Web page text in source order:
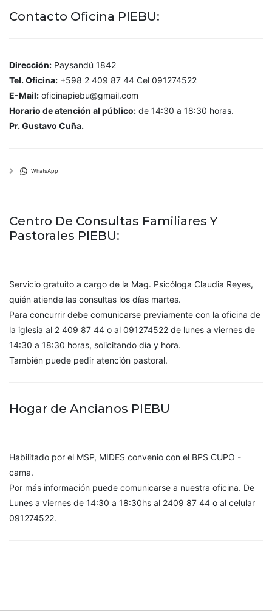
Contacto Oficina PIEBU:
Dirección: Paysandú 1842
Tel. Oficina: +598 2 409 87 44 Cel 091274522
E-Mail: oficinapiebu@gmail.com
Horario de atención al público: de 14:30 a 18:30 horas.
Pr. Gustavo Cuña.
WhatsApp
Centro De Consultas Familiares Y
Pastorales PIEBU:
Servicio gratuito a cargo de la Mag. Psicóloga Claudia Reyes,
quién atiende las consultas los días martes.
Para concurrir debe comunicarse previamente con la oficina de
la iglesia al 2 409 87 44 o al 091274522 de lunes a viernes de
14:30 a 18:30 horas, solicitando día y hora.
También puede pedir atención pastoral.
Hogar de Ancianos PIEBU
Habilitado por el MSP, MIDES convenio con el BPS CUPO -
cama.
Por más información puede comunicarse a nuestra oficina. De
Lunes a viernes de 14:30 a 18:30hs al 2409 87 44 o al celular
091274522.